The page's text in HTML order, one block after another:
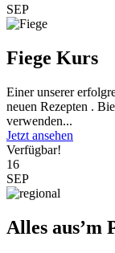
SEP
Fiege Kurs
Einer unserer
neuen Rezepten .
verwenden...
Jetzt ansehen
Verfügbar!
16
SEP
Alles aus’m